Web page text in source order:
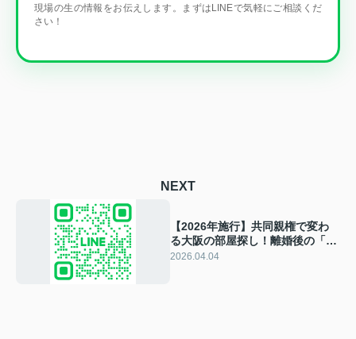
現場の生の情報をお伝えします。まずはLINEで気軽にご相談くだ
さい！
NEXT
【2026年施行】共同親権で変わ
る大阪の部屋探し！離婚後の「居
住地制限」と契約の注意点
2026.04.04